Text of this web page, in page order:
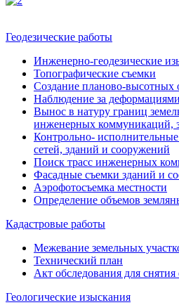
Геодезические работы
Инженерно-геодезические
Топографические съемки
Создание планово-высотных
Наблюдение за
Вынос в натуру границ
инженерных коммуникаций,
Контрольно-
сетей, зданий и сооружений
Поиск трасс инженерных
Фасадные съемки зданий и
Аэрофотосъемка местности
Определение объемов
Кадастровые работы
Межевание земельных
Технический план
Акт обследования для снятия
Геологические изыскания